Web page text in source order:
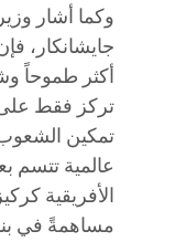
وكما أشار
جايشانكار،
أكثر طموحاً
تركز فقط على
تمكين
عالمية تتسم
الأفريقية
مساهمةً في